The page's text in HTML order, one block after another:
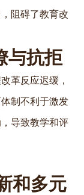
阻碍了教育改
与抗拒
革反应迟缓，
制不利于激发
导致教学和评
和多元